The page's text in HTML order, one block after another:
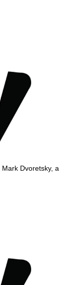
Mark Dvoretsky, a